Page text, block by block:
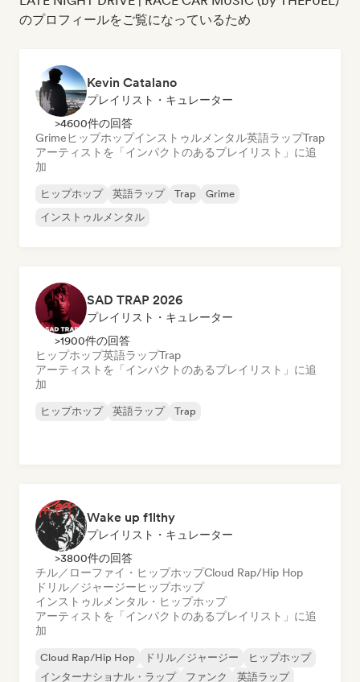
のプロフィールをご覧になっているため
Kevin Catalano
プレイリスト・キュレーター
>4600件の回答
Grimeヒップホップインストゥルメンタル英語ラップTrap
アーティストを「インパクトのあるプレイリスト」に追
加
ヒップホップ 英語ラップ Trap
Grime
インストゥルメンタル
SAD TRAP 2026
プレイリスト・キュレーター
>1900件の回答
ヒップホップ英語ラップTrap
アーティストを「インパクトのあるプレイリスト」に追
加
ヒップホップ 英語ラップ Trap
Wake up f1lthy
プレイリスト・キュレーター
>3800件の回答
チル／ローファイ・ヒップホップCloud Rap/Hip Hop
ドリル／ジャージーヒップホップ
インストゥルメンタル・ヒップホップ
アーティストを「インパクトのあるプレイリスト」に追
加
Cloud Rap/Hip Hop ドリル／ジャージー
ヒップホップ
インターナショナル・ラップ
ファンク
英語ラップ